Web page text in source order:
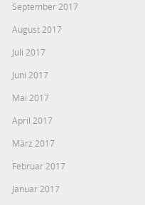
September 2017
August 2017
Juli 2017
Juni 2017
Mai 2017
April 2017
März 2017
Februar 2017
Januar 2017